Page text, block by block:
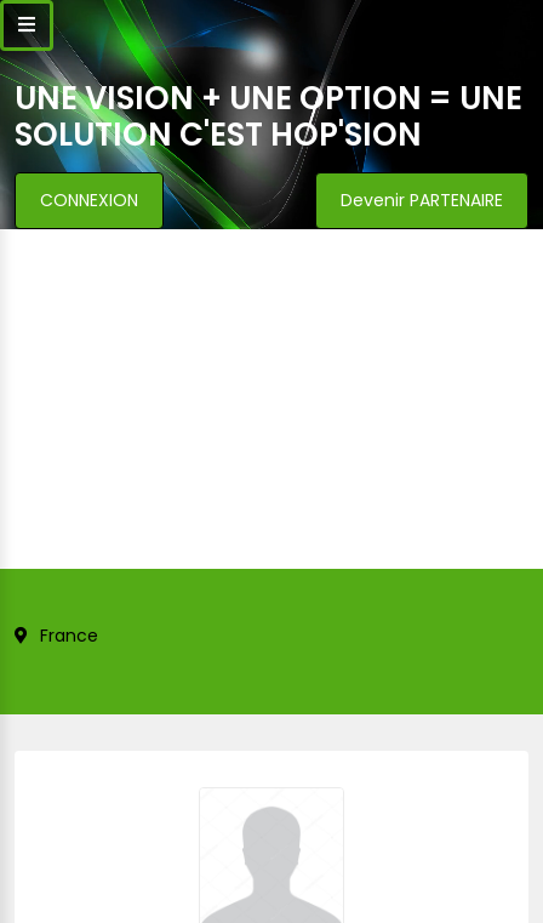
UNE VISION + UNE OPTION = UNE
SOLUTION C'EST HOP'SION
CONNEXION Devenir PARTENAIRE
France